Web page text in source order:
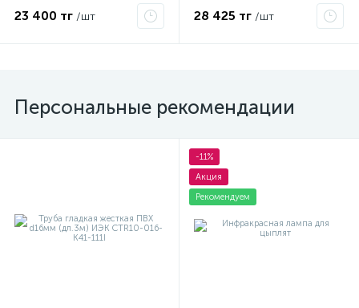
23 400 тг /шт 28 425 тг /шт
Персональные рекомендации
-11%
Акция
Рекомендуем